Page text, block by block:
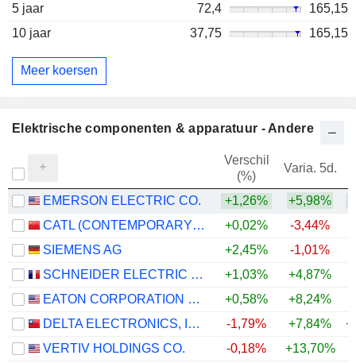
5 jaar
72,4
165,15
10 jaar
37,75 165,15
Meer koersen
Elektrische componenten & apparatuur - Andere
Verschil
(%)
Varia. 5d.
EMERSON ELECTRIC CO. +1,26% +5,98%
CATL (CONTEMPORARY AMPEREX TECHNOLOGY)
+0,02% -3,44%
SIEMENS AG
+2,45% -1,01%
SCHNEIDER ELECTRIC SE
+1,03% +4,87%
EATON CORPORATION PLC
+0,58% +8,24%
DELTA ELECTRONICS, INC.
-1,79% +7,84%
VERTIV HOLDINGS CO.
-0,18% +13,70%